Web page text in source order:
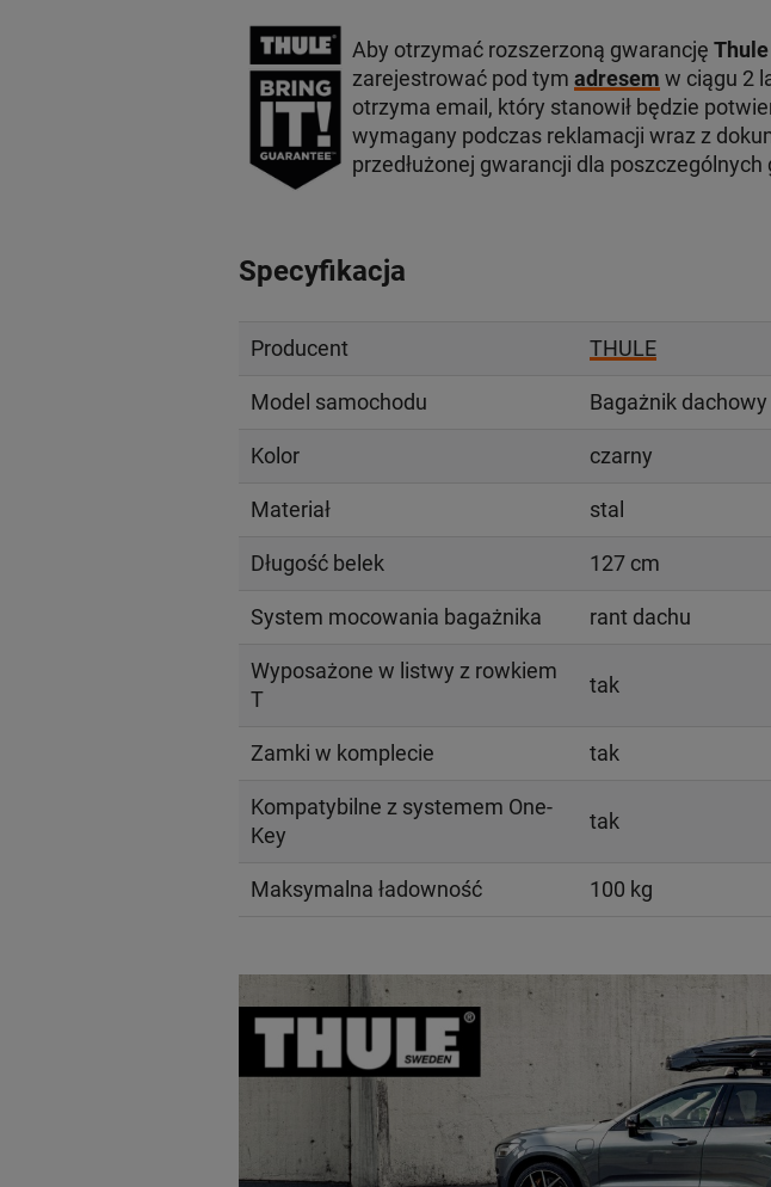
Aby otrzymać rozszerzoną gwarancję
zarejestrować pod tym adresem w ciągu 2
otrzyma email, który stanowił będzie
wymagany podczas reklamacji wraz z
przedłużonej gwarancji dla
Specyfikacja
Producent THULE
Model samochodu Bagażnik
Kolor czarny
Materiał stal
Długość belek 127 cm
System mocowania bagażnika rant dachu
Wyposażone w listwy z rowkiem
T
tak
Zamki w komplecie tak
Kompatybilne z systemem One-
Key
tak
Maksymalna ładowność 100 kg